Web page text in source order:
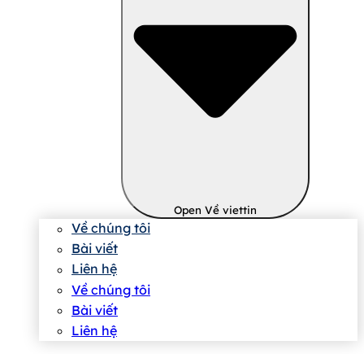
Open Về viettin
Về chúng tôi
Bài viết
Liên hệ
Về chúng tôi
Bài viết
Liên hệ